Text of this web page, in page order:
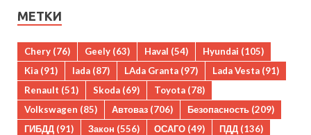
МЕТКИ
Chery (76) Geely (63) Haval (54) Hyundai (105)
Kia (91) lada (87) LAda Granta (97) Lada Vesta (91)
Renault (51) Skoda (69) Toyota (78)
Volkswagen (85) Автоваз (706) Безопасность (209)
ГИБДД (91) Закон (556) ОСАГО (49) ПДД (136)